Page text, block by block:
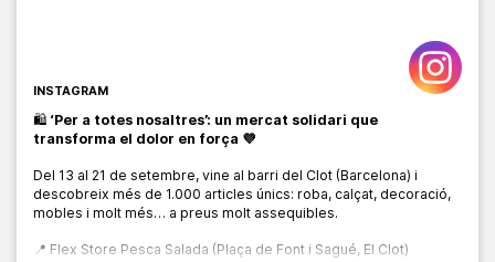
INSTAGRAM
🛍️ ‘Per a totes nosaltres’: un mercat solidari que
transforma el dolor en força 💜
Del 13 al 21 de setembre, vine al barri del Clot (Barcelona) i
descobreix més de 1.000 articles únics: roba, calçat, decoració,
mobles i molt més… a preus molt assequibles.
📍 Flex Store Pesca Salada (Plaça de Font i Sagué, El Clot)